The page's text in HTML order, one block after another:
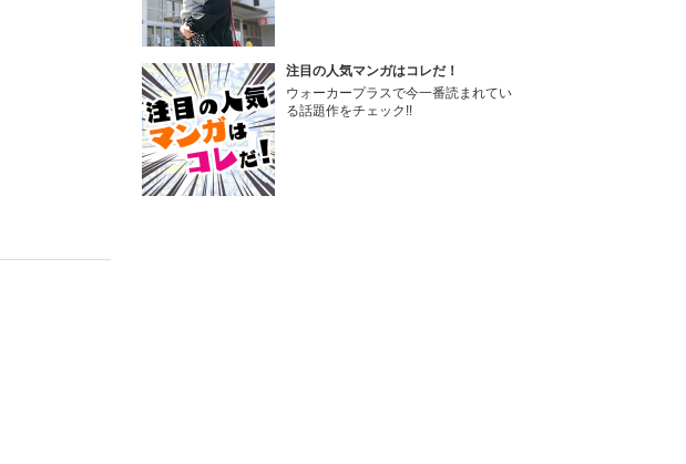
注目の人気マンガはコレだ！
ウォーカープラスで今一番読まれてい
る話題作をチェック!!